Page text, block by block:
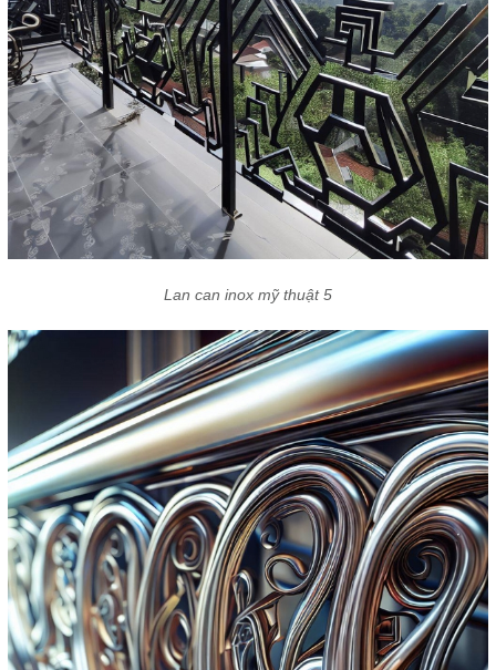
Lan can inox mỹ thuật 5